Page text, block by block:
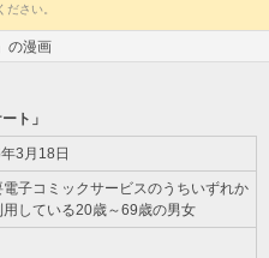
さい。
の漫画
ト」
3月18日
子コミックサービスのうちいずれか
している20歳～69歳の男女